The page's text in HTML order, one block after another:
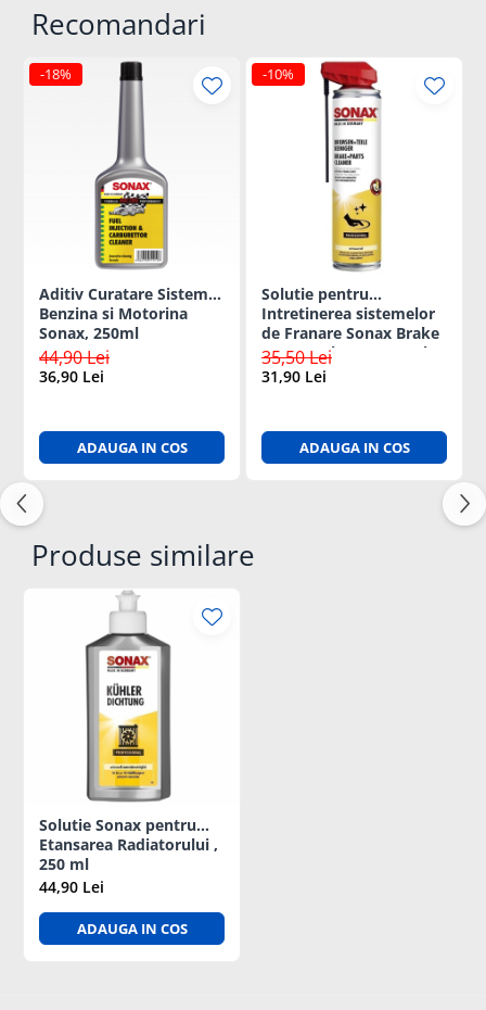
Recomandari
-18%
Aditiv Curatare Sistem
Benzina si Motorina
Sonax, 250ml
44,90 Lei
36,90 Lei
ADAUGA IN COS
-10%
Solutie pentru
Intretinerea sistemelor
de Franare Sonax Brake
& Parts Cleaner 400ml
35,50 Lei
31,90 Lei
ADAUGA IN COS
Produse similare
Solutie Sonax pentru
Etansarea Radiatorului ,
250 ml
44,90 Lei
ADAUGA IN COS